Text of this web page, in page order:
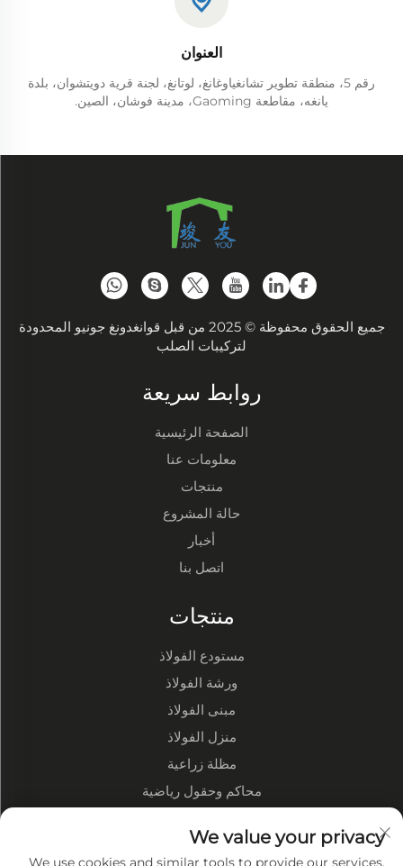
العنوان
رقم 5، منطقة تطوير تشانغياوغانغ، لوتانغ، لجنة قرية دويتشوان، بلدة
يانغه، مقاطعة Gaoming، مدينة فوشان، الصين.
جميع الحقوق محفوظة © 2025 من قبل قوانغدونغ جونيو المحدودة
لتركيبات الصلب
روابط سريعة
الصفحة الرئيسية
معلومات عنا
منتجات
حالة المشروع
أخبار
اتصل بنا
منتجات
مستودع الفولاذ
ورشة الفولاذ
مبنى الفولاذ
منزل الفولاذ
مظلة زراعية
محاكم وحقول رياضية
نبذة عن الشركة
We value your privacy
We use cookies and similar tools to provide our services.